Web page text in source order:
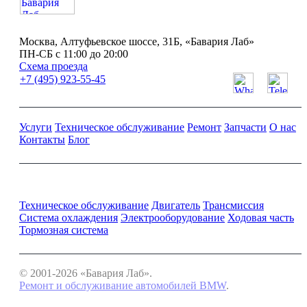
Москва, Алтуфьевское шоссе, 31Б, «Бавария Лаб»
ПН-СБ с 11:00 до 20:00
Схема проезда
+7 (495) 923-55-45
Услуги Техническое обслуживание Ремонт Запчасти О нас
Контакты Блог
Техническое обслуживание Двигатель Трансмиссия
Система охлаждения Электрооборудование Ходовая часть
Тормозная система
© 2001-2026 «Бавария Лаб».
Ремонт и обслуживание автомобилей BMW.